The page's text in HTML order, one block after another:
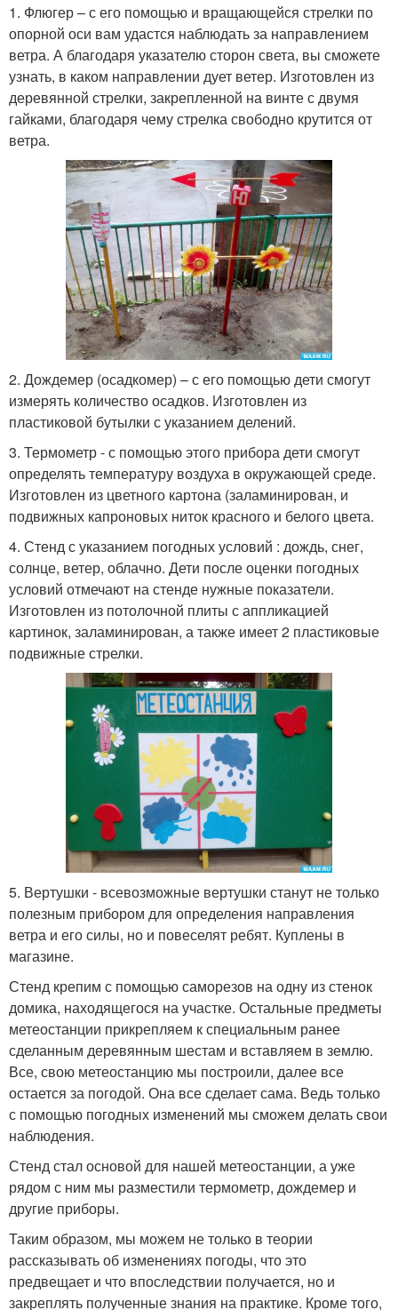
1. Флюгер – с его помощью и вращающейся стрелки по
опорной оси вам удастся наблюдать за направлением
ветра. А благодаря указателю сторон света, вы сможете
узнать, в каком направлении дует ветер. Изготовлен из
деревянной стрелки, закрепленной на винте с двумя
гайками, благодаря чему стрелка свободно крутится от
ветра.
2. Дождемер (осадкомер) – с его помощью дети смогут
измерять количество осадков. Изготовлен из
пластиковой бутылки с указанием делений.
3. Термометр - с помощью этого прибора дети смогут
определять температуру воздуха в окружающей среде.
Изготовлен из цветного картона (заламинирован, и
подвижных капроновых ниток красного и белого цвета.
4. Стенд с указанием погодных условий : дождь, снег,
солнце, ветер, облачно. Дети после оценки погодных
условий отмечают на стенде нужные показатели.
Изготовлен из потолочной плиты с аппликацией
картинок, заламинирован, а также имеет 2 пластиковые
подвижные стрелки.
5. Вертушки - всевозможные вертушки станут не только
полезным прибором для определения направления
ветра и его силы, но и повеселят ребят. Куплены в
магазине.
Стенд крепим с помощью саморезов на одну из стенок
домика, находящегося на участке. Остальные предметы
метеостанции прикрепляем к специальным ранее
сделанным деревянным шестам и вставляем в землю.
Все, свою метеостанцию мы построили, далее все
остается за погодой. Она все сделает сама. Ведь только
с помощью погодных изменений мы сможем делать свои
наблюдения.
Стенд стал основой для нашей метеостанции, а уже
рядом с ним мы разместили термометр, дождемер и
другие приборы.
Таким образом, мы можем не только в теории
рассказывать об изменениях погоды, что это
предвещает и что впоследствии получается, но и
закреплять полученные знания на практике. Кроме того,